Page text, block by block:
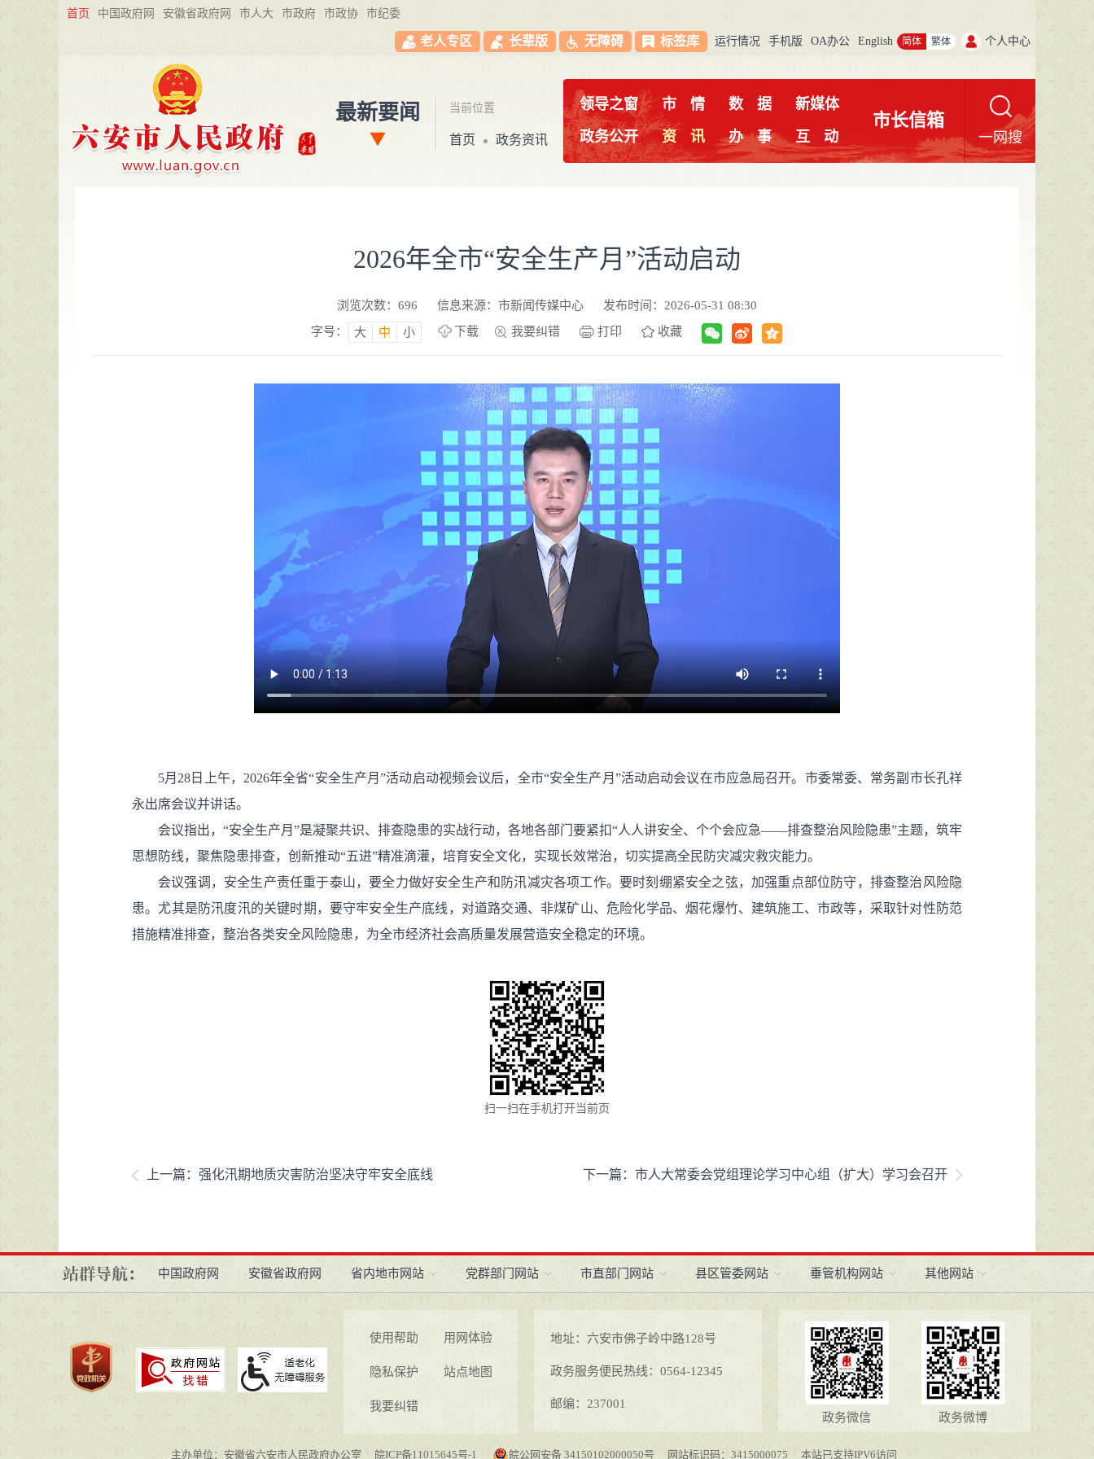
首页 中国政府网 安徽省政府网 市人大 市政府 市政协 市纪委
老人专区 长辈版 无障碍 标签库 运行情况 手机版 OA办公 English 简体 繁体 个人中心
最新要闻 当前位置
首页 政务资讯
领导之窗 市 情 数 据
新媒体
政务公开
资 讯 办 事 互 动
市长信箱
一网搜
2026年全市“安全生产月”活动启动
浏览次数： 696 信息来源：市新闻传媒中心
发布时间：2026-05-31 08:30
字号：
大 中 小 下载 我要纠错 打印 收藏
5月28日上午，2026年全省“安全生产月”活动启动视频会议后，全市“安全生产月”活动启动会议在市应急局召开。市委常委、常务副市长孔祥
永出席会议并讲话。
会议指出，“安全生产月”是凝聚共识、排查隐患的实战行动，各地各部门要紧扣“人人讲安全、个个会应急——排查整治风险隐患”主题，筑牢
思想防线，聚焦隐患排查，创新推动“五进”精准滴灌，培育安全文化，实现长效常治，切实提高全民防灾减灾救灾能力。
会议强调，安全生产责任重于泰山，要全力做好安全生产和防汛减灾各项工作。要时刻绷紧安全之弦，加强重点部位防守，排查整治风险隐
患。尤其是防汛度汛的关键时期，要守牢安全生产底线，对道路交通、非煤矿山、危险化学品、烟花爆竹、建筑施工、市政等，采取针对性防范
措施精准排查，整治各类安全风险隐患，为全市经济社会高质量发展营造安全稳定的环境。
扫一扫在手机打开当前页
上一篇： 强化汛期地质灾害防治坚决守牢安全底线 下一篇： 市人大常委会党组理论学习中心组（扩大）学习会召开
中国政府网 安徽省政府网 省内地市网站 党群部门网站 市直部门网站 县区管委网站 垂管机构网站 其他网站
使用帮助 用网体验
隐私保护 站点地图
我要纠错
地址：六安市佛子岭中路128号
政务服务便民热线：0564-12345
邮编：237001
政务微信
政务微博
主办单位：安徽省六安市人民政府办公室 皖ICP备11015645号-1 皖公网安备 34150102000050号 网站标识码：3415000075 本站已支持IPV6访问